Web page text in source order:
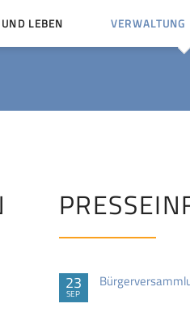
LEBEN
Politische
23
SEP